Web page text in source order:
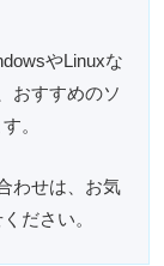
やLinuxな
おすすめのソ
。
わせは、お気
ださい。